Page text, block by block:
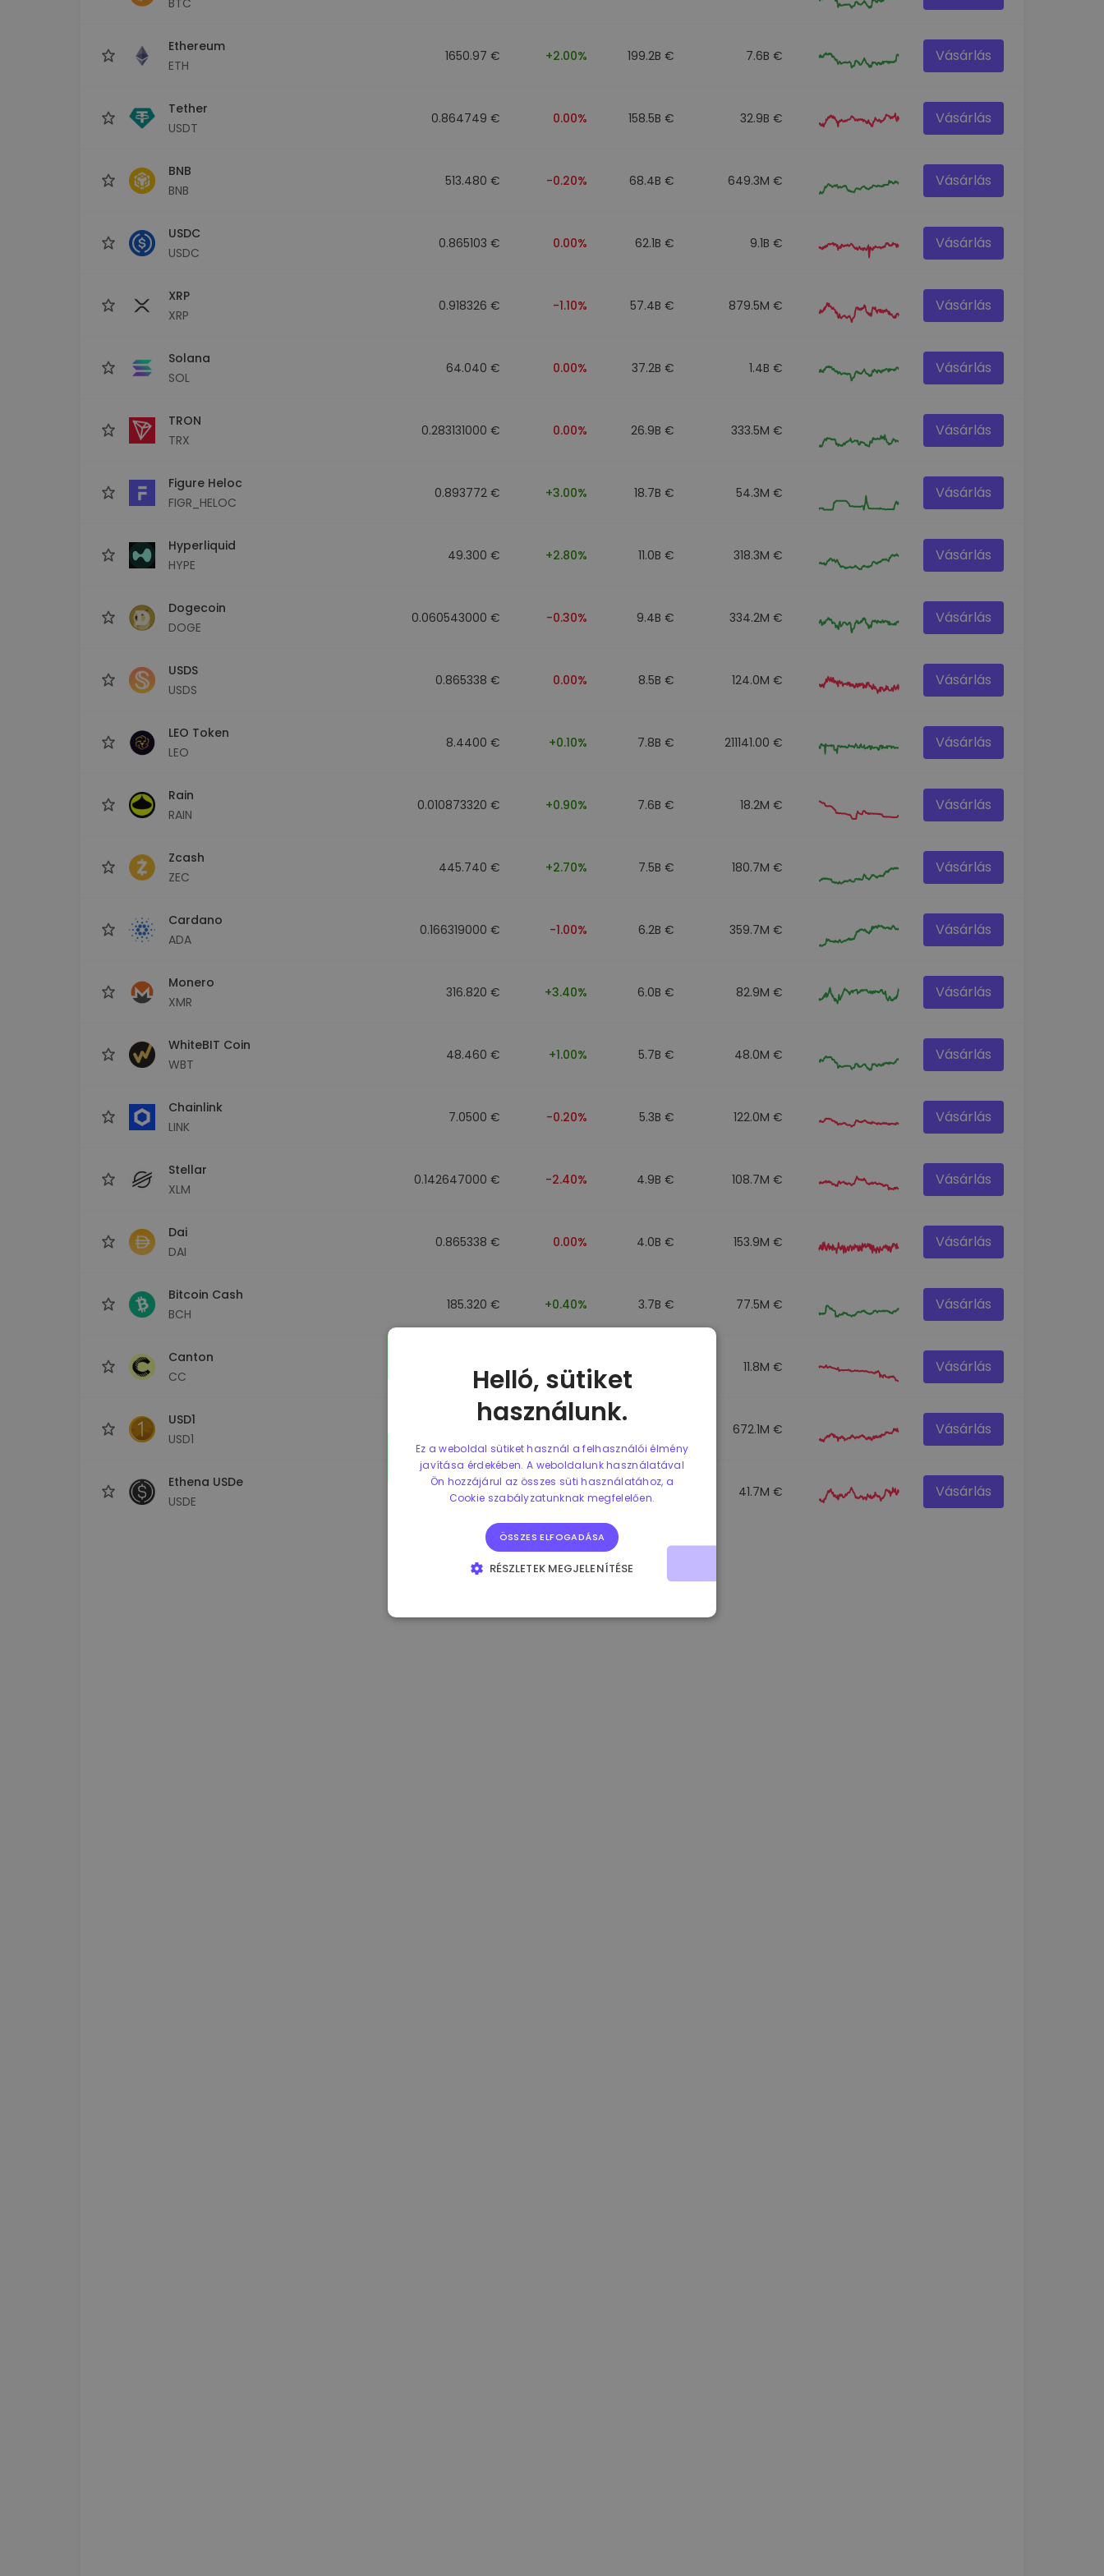
Ethereum
ETH
1650.97 € +2.00% 199.2B € 7.6B € Vásárlás
Tether
USDT
0.864749 € 0.00% 158.5B € 32.9B € Vásárlás
BNB
BNB
513.480 € -0.20% 68.4B € 649.3M € Vásárlás
USDC
USDC
0.865103 € 0.00% 62.1B € 9.1B € Vásárlás
XRP
XRP
0.918326 € -1.10% 57.4B € 879.5M € Vásárlás
Solana
SOL
64.040 € 0.00% 37.2B € 1.4B € Vásárlás
TRON
TRX
0.283131000 € 0.00% 26.9B € 333.5M € Vásárlás
Figure Heloc
FIGR_HELOC
0.893772 € +3.00% 18.7B € 54.3M € Vásárlás
Hyperliquid
HYPE
49.300 € +2.80% 11.0B € 318.3M € Vásárlás
Dogecoin
DOGE
0.060543000 € -0.30% 9.4B € 334.2M € Vásárlás
USDS
USDS
0.865338 € 0.00% 8.5B € 124.0M € Vásárlás
LEO Token
LEO
8.4400 € +0.10% 7.8B € 211141.00 € Vásárlás
Rain
RAIN
0.010873320 € +0.90% 7.6B € 18.2M € Vásárlás
Zcash
ZEC
445.740 € +2.70% 7.5B € 180.7M € Vásárlás
Cardano
ADA
0.166319000 € -1.00% 6.2B € 359.7M € Vásárlás
Monero
XMR
316.820 € +3.40% 6.0B € 82.9M € Vásárlás
WhiteBIT Coin
WBT
48.460 € +1.00% 5.7B € 48.0M € Vásárlás
Chainlink
LINK
7.0500 € -0.20% 5.3B € 122.0M € Vásárlás
Stellar
XLM
0.142647000 € -2.40% 4.9B € 108.7M € Vásárlás
Dai
DAI
0.865338 € 0.00% 4.0B € 153.9M € Vásárlás
Bitcoin Cash
BCH
185.320 € +0.40% 3.7B € 77.5M € Vásárlás
Canton
CC
-4.40% 11.8M € Vásárlás
USD1
USD1
672.1M € Vásárlás
Ethena USDe
USDE
0.865215 € 0.00% 3.4B € 41.7M € Vásárlás
Helló, sütiket
használunk.
Ez a weboldal sütiket használ a felhasználói élmény
javítása érdekében. A weboldalunk használatával
Ön hozzájárul az összes süti használatához, a
Cookie szabályzatunknak megfelelően.
ÖSSZES ELFOGADÁSA
RÉSZLETEK MEGJELENÍTÉSE